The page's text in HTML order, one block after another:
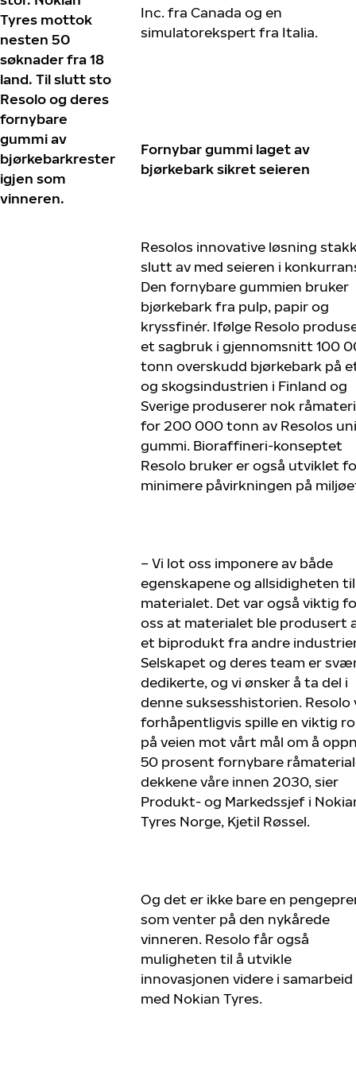
Tyres mottok
nesten 50
søknader fra 18
land. Til slutt sto
Resolo og deres
fornybare
gummi av
bjørkebarkrester
igjen som
vinneren.
Inc. fra Canada og en
simulatorekspert fra Italia.
Fornybar gummi laget av
bjørkebark sikret seieren
Resolos innovative løsning
slutt av med seieren i
Den fornybare gummien bruker
bjørkebark fra pulp, papir og
kryssfinér. Ifølge Resolo
et sagbruk i gjennomsnitt 100
tonn overskudd bjørkebark på
og skogsindustrien i Finland og
Sverige produserer nok
for 200 000 tonn av Resolos
gummi. Bioraffineri-konseptet
Resolo bruker er også utviklet
minimere påvirkningen på
– Vi lot oss imponere av både
egenskapene og allsidigheten til
materialet. Det var også viktig
oss at materialet ble produsert
et biprodukt fra andre
Selskapet og deres team er
dedikerte, og vi ønsker å ta del i
denne suksesshistorien. Resolo
forhåpentligvis spille en viktig
på veien mot vårt mål om å
50 prosent fornybare
dekkene våre innen 2030, sier
Produkt- og Markedssjef i
Tyres Norge, Kjetil Røssel.
Og det er ikke bare en
som venter på den nykårede
vinneren. Resolo får også
muligheten til å utvikle
innovasjonen videre i samarbeid
med Nokian Tyres.